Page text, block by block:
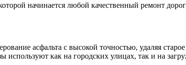
начинается любой качественный ремонт
асфальта с высокой точностью, удаляя
используют как на городских улицах, так и на